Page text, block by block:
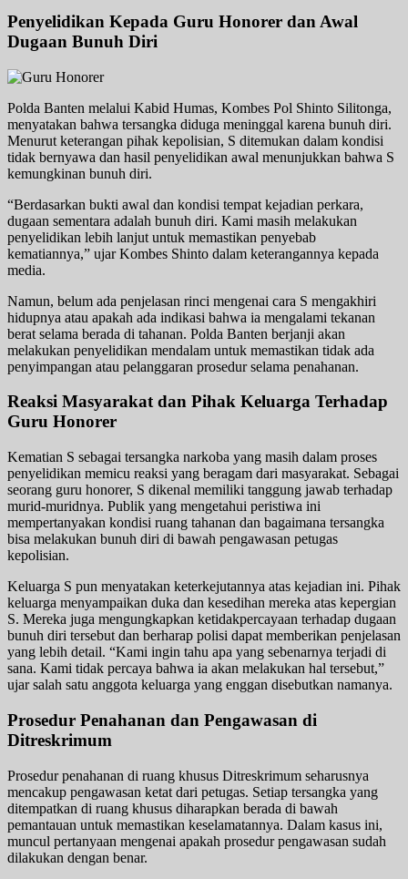
Penyelidikan Kepada Guru Honorer dan Awal
Dugaan Bunuh Diri
Polda Banten melalui Kabid Humas, Kombes Pol Shinto Silitonga,
menyatakan bahwa tersangka diduga meninggal karena bunuh diri.
Menurut keterangan pihak kepolisian, S ditemukan dalam kondisi
tidak bernyawa dan hasil penyelidikan awal menunjukkan bahwa S
kemungkinan bunuh diri.
“Berdasarkan bukti awal dan kondisi tempat kejadian perkara,
dugaan sementara adalah bunuh diri. Kami masih melakukan
penyelidikan lebih lanjut untuk memastikan penyebab
kematiannya,” ujar Kombes Shinto dalam keterangannya kepada
media.
Namun, belum ada penjelasan rinci mengenai cara S mengakhiri
hidupnya atau apakah ada indikasi bahwa ia mengalami tekanan
berat selama berada di tahanan. Polda Banten berjanji akan
melakukan penyelidikan mendalam untuk memastikan tidak ada
penyimpangan atau pelanggaran prosedur selama penahanan.
Reaksi Masyarakat dan Pihak Keluarga Terhadap
Guru Honorer
Kematian S sebagai tersangka narkoba yang masih dalam proses
penyelidikan memicu reaksi yang beragam dari masyarakat. Sebagai
seorang guru honorer, S dikenal memiliki tanggung jawab terhadap
murid-muridnya. Publik yang mengetahui peristiwa ini
mempertanyakan kondisi ruang tahanan dan bagaimana tersangka
bisa melakukan bunuh diri di bawah pengawasan petugas
kepolisian.
Keluarga S pun menyatakan keterkejutannya atas kejadian ini. Pihak
keluarga menyampaikan duka dan kesedihan mereka atas kepergian
S. Mereka juga mengungkapkan ketidakpercayaan terhadap dugaan
bunuh diri tersebut dan berharap polisi dapat memberikan penjelasan
yang lebih detail. “Kami ingin tahu apa yang sebenarnya terjadi di
sana. Kami tidak percaya bahwa ia akan melakukan hal tersebut,”
ujar salah satu anggota keluarga yang enggan disebutkan namanya.
Prosedur Penahanan dan Pengawasan di
Ditreskrimum
Prosedur penahanan di ruang khusus Ditreskrimum seharusnya
mencakup pengawasan ketat dari petugas. Setiap tersangka yang
ditempatkan di ruang khusus diharapkan berada di bawah
pemantauan untuk memastikan keselamatannya. Dalam kasus ini,
muncul pertanyaan mengenai apakah prosedur pengawasan sudah
dilakukan dengan benar.